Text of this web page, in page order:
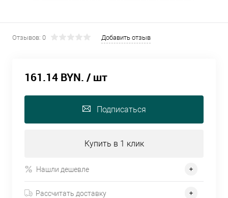
Отзывов: 0 Добавить отзыв
161.14 BYN. / шт
Подписаться
Купить в 1 клик
Нашли дешевле
Рассчитать доставку